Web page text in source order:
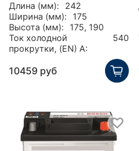
Длина (мм):
242
Ширина (мм):
175
Высота (мм):
175, 190
Ток холодной
прокрутки, (EN) А:
540
10459 руб